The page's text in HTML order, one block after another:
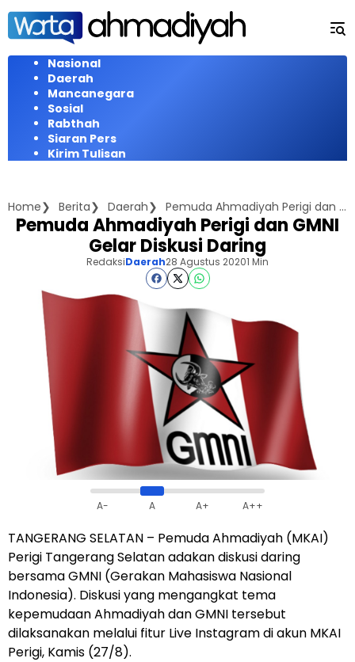
Langsung
konten
Nasional
Daerah
Mancanegara
Sosial
Rabthah
Siaran Pers
Kirim Tulisan
Home Berita Daerah Pemuda Ahmadiyah Perigi dan GMNI Gelar Diskusi Daring
Pemuda Ahmadiyah Perigi dan GMNI
Gelar Diskusi Daring
RedaksiDaerah28 Agustus 20201 Min
A- A A+ A++
TANGERANG SELATAN – Pemuda Ahmadiyah (MKAI)
Perigi Tangerang Selatan adakan diskusi daring
bersama GMNI (Gerakan Mahasiswa Nasional
Indonesia). Diskusi yang mengangkat tema
kepemudaan Ahmadiyah dan GMNI tersebut
dilaksanakan melalui fitur Live Instagram di akun MKAI
Perigi, Kamis (27/8).